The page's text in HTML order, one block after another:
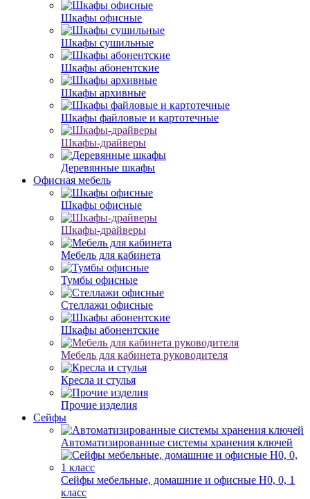
Шкафы офисные
Шкафы сушильные
Шкафы абонентские
Шкафы архивные
Шкафы файловые и картотечные
Шкафы-драйверы
Деревянные шкафы
Офисная мебель
Шкафы офисные
Шкафы-драйверы
Мебель для кабинета
Тумбы офисные
Стеллажи офисные
Шкафы абонентские
Мебель для кабинета руководителя
Кресла и стулья
Прочие изделия
Сейфы
Автоматизированные системы хранения ключей
Сейфы мебельные, домашние и офисные Н0, 0, 1
класс